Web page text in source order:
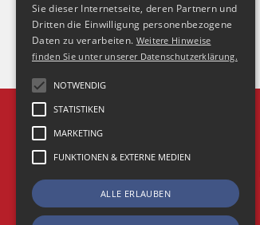
Sie dieser Internetseite, deren Partnern und
Dritten die Einwilligung personenbezogene
Daten zu verarbeiten. Weitere Hinweise
finden Sie unter unserer Datenschutzerklärung.
NOTWENDIG
STATISTIKEN
MARKETING
FUNKTIONEN & EXTERNE MEDIEN
ALLE ERLAUBEN